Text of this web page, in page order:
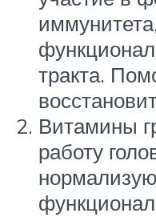
тракта.
Витамины
работу